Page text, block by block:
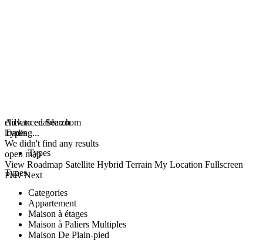
click to enable zoom
loading...
We didn't find any results
open map
View Roadmap Satellite Hybrid Terrain My Location Fullscreen
Prev Next
Advanced Search
Types
Types
Types
Categories
Appartement
Maison à étages
Maison à Paliers Multiples
Maison De Plain-pied